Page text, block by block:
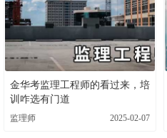
金华考监理工程师的看过来，培
训咋选有门道
监理师 2025-02-07